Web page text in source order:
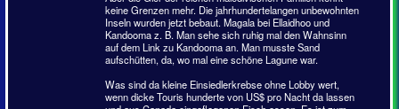
(H. Milne-Edwards, 1837)
Twany hermit crab